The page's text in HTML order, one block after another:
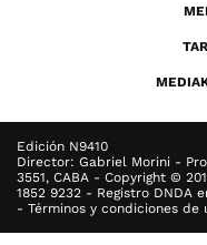
Edición N9410
Director: Gabriel Morini -
3551, CABA - Copyright ©
1852 9232 - Registro DNDA
- Términos y condiciones de